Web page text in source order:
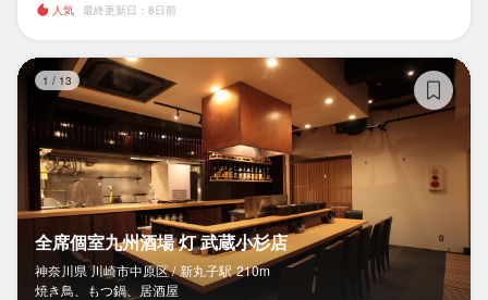
人気 最終更新日：8日前
1 / 13
全席個室九州酒場 灯 武蔵小杉店
神奈川県 川崎市中原区 / 新丸子駅 210m
焼き鳥、もつ鍋、居酒屋